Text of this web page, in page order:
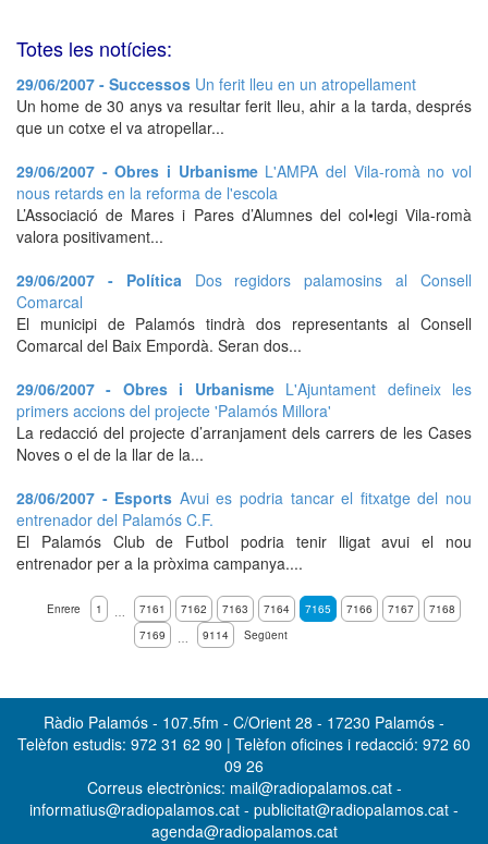
Totes les notícies:
29/06/2007 - Successos Un ferit lleu en un atropellament
Un home de 30 anys va resultar ferit lleu, ahir a la tarda, després
que un cotxe el va atropellar...
29/06/2007 - Obres i Urbanisme L'AMPA del Vila-romà no vol
nous retards en la reforma de l'escola
L’Associació de Mares i Pares d’Alumnes del col•legi Vila-romà
valora positivament...
29/06/2007 - Política Dos regidors palamosins al Consell
Comarcal
El municipi de Palamós tindrà dos representants al Consell
Comarcal del Baix Empordà. Seran dos...
29/06/2007 - Obres i Urbanisme L'Ajuntament defineix les
primers accions del projecte 'Palamós Millora'
La redacció del projecte d’arranjament dels carrers de les Cases
Noves o el de la llar de la...
28/06/2007 - Esports Avui es podria tancar el fitxatge del nou
entrenador del Palamós C.F.
El Palamós Club de Futbol podria tenir lligat avui el nou
entrenador per a la pròxima campanya....
Enrere 1 … 7161 7162 7163 7164 7165 7166 7167
7168
7169
… 9114 Següent
Ràdio Palamós - 107.5fm - C/Orient 28 - 17230 Palamós -
Telèfon estudis: 972 31 62 90 | Telèfon oficines i redacció: 972 60
09 26
Correus electrònics: mail@radiopalamos.cat -
informatius@radiopalamos.cat - publicitat@radiopalamos.cat -
agenda@radiopalamos.cat